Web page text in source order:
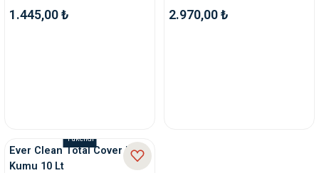
1.445,00 ₺ 2.970,00 ₺
Tükendi
Ever Clean Total Cover Kedi
Kumu 10 Lt